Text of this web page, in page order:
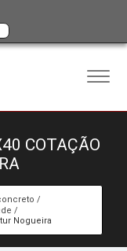
COTAÇÃO
Nogueira